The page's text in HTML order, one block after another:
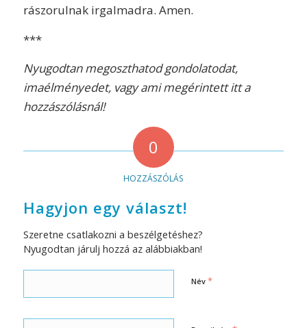
rászorulnak irgalmadra. Amen.
***
Nyugodtan megoszthatod gondolatodat,
imaélményedet, vagy ami megérintett itt a
hozzászólásnál!
0
HOZZÁSZÓLÁS
Hagyjon egy választ!
Szeretne csatlakozni a beszélgetéshez?
Nyugodtan járulj hozzá az alábbiakban!
Név *